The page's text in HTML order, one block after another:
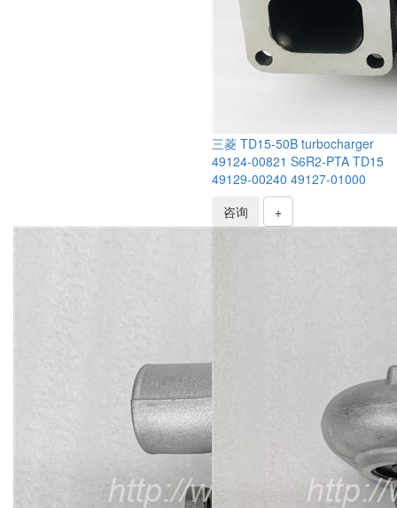
三菱 TD15-50B turbocharger
49124-00821 S6R2-PTA TD15
49129-00240 49127-01000
咨询
+